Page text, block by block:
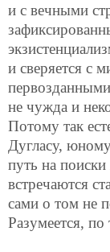
и с вечными
и сверяется с
не чужда и
Потому так
Дугласу,
путь на
встречаются
сами о том не
Разумеется, по